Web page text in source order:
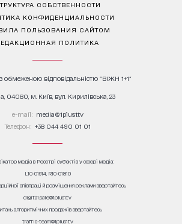
СОБСТВЕННОСТИ
КОНФИДЕНЦИАЛЬНОСТИ
ПОЛЬЗОВАНИЯ САЙТОМ
ПОЛИТИКА
обмеженою відповідальністю "ВІЖН 1+1"
04080, м. Київ, вул. Кирилівська, 23
е-mail: media@1plus1.tv
Телефон: +38 044 490 01 01
медіа в Реєстрі суб’єктів у сфері медіа:
L10-01914, R10-01810
співпраці й розміщення реклами звертайтесь
digital.sale@1plus1.tv
алгоритмічних продажів звертайтесь
traffic-team@1plus1.tv